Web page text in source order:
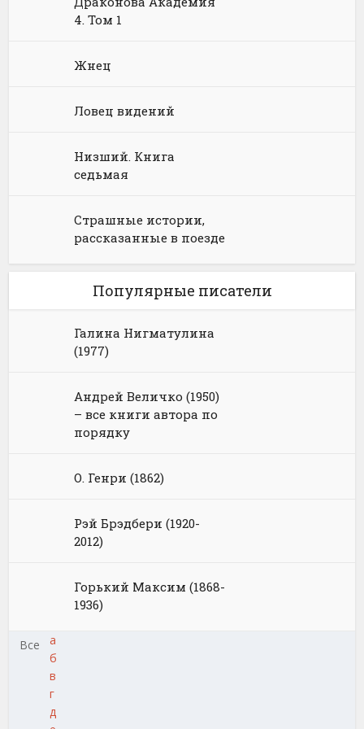
4. Том 1
Жнец
Ловец видений
Низший. Книга
седьмая
Страшные истории,
рассказанные в поезде
Популярные писатели
Галина Нигматулина
(1977)
Андрей Величко (1950)
– все книги автора по
порядку
О. Генри (1862)
Рэй Брэдбери (1920-
2012)
Горький Максим (1868-
1936)
Все
а
б
в
г
д